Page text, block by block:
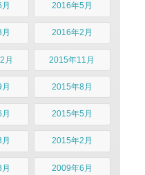
2016年5月
2016年2月
月 2015年11月
2015年8月
2015年5月
2015年2月
2009年6月